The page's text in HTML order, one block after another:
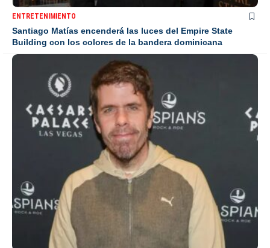
ENTRETENIMIENTO
Santiago Matías encenderá las luces del Empire State
Building con los colores de la bandera dominicana